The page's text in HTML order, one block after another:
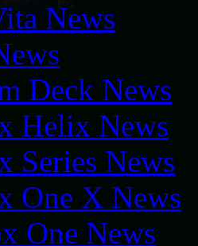
News
Deck News
Helix News
Series News
One X News
One News